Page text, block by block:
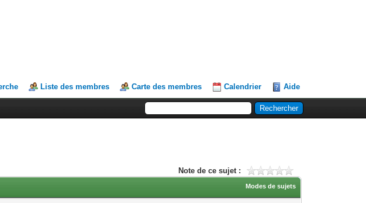
Liste des membres Carte des membres Calendrier Aide
Note de ce sujet :
Modes de sujets